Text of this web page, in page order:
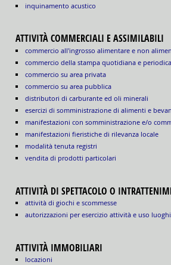
inquinamento acustico
ATTIVITÀ COMMERCIALI E ASSIMILABILI
commercio all'ingrosso alimentare e non
commercio della stampa quotidiana e periodica
commercio su area privata
commercio su area pubblica
distributori di carburante ed oli minerali
esercizi di somministrazione di alimenti e
manifestazioni con somministrazione e/o
manifestazioni fieristiche di rilevanza locale
modalità tenuta registri
vendita di prodotti particolari
ATTIVITÀ DI SPETTACOLO O
attività di giochi e scommesse
autorizzazioni per esercizio attività e uso
ATTIVITÀ IMMOBILIARI
locazioni